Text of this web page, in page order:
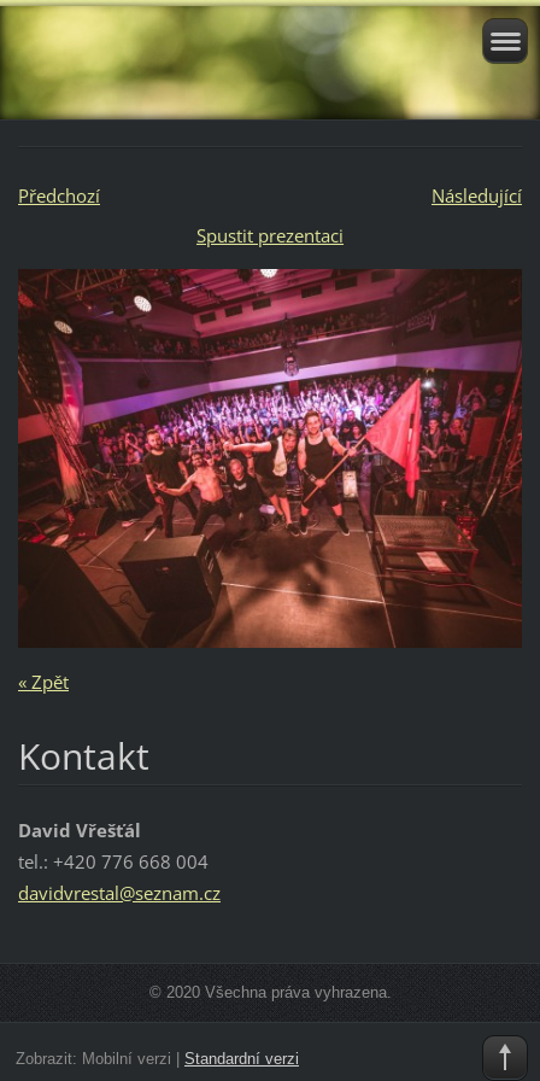
Předchozí
Následující
Spustit prezentaci
« Zpět
Kontakt
David Vřešťál
tel.: +420 776 668 004
davidvrestal@seznam.cz
© 2020 Všechna práva vyhrazena.
Zobrazit: Mobilní verzi Standardní verzi